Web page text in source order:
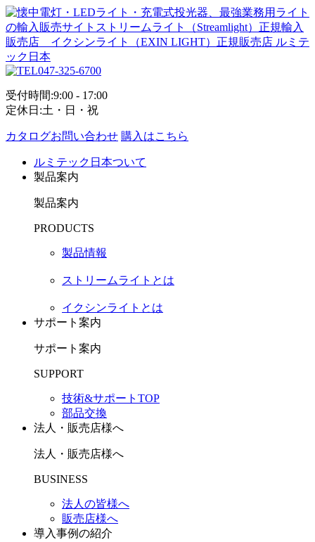
047-325-6700
受付時間:9:00 - 17:00
定休日:土・日・祝
カタログお問い合わせ 購入はこちら
ルミテック日本ついて
製品案内
製品案内
PRODUCTS
製品情報
ストリームライトとは
イクシンライトとは
サポート案内
サポート案内
SUPPORT
技術&サポートTOP
部品交換
法人・販売店様へ
法人・販売店様へ
BUSINESS
法人の皆様へ
販売店様へ
導入事例の紹介